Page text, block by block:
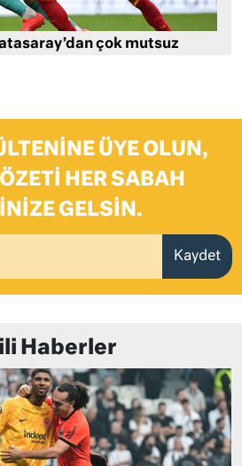
çok mutsuz
ÜYE OLUN,
HER SABAH
GELSIN.
Kaydet
Haberler